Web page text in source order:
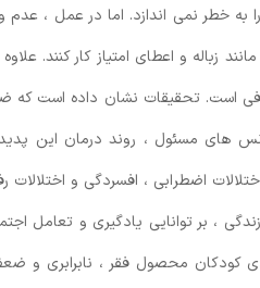
به خطر نمی اندازد. اما در عمل ،
زباله و اعطای امتیاز کار کنند.
است. تحقیقات نشان داده است که
اختلالات اضطرابی ، افسردگی و
کودکان محصول فقر ، نابرابری